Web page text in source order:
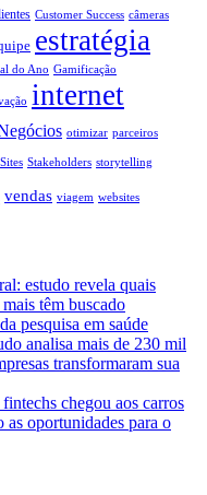
Customer Success câmeras
estratégia
do Ano Gamificação
internet
otimizar parceiros
Sites Stakeholders storytelling
vendas viagem websites
estudo revela quais
têm buscado
pesquisa em saúde
analisa mais de 230 mil
transformaram sua
chegou aos carros
as oportunidades para o